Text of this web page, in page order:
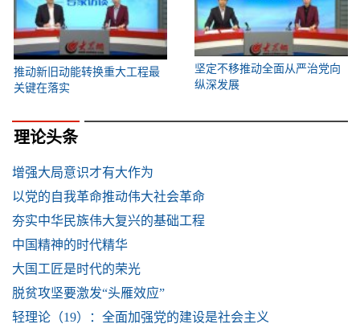
推动新旧动能转换重大工程最
关键在落实
坚定不移推动全面从严治党向
纵深发展
理论头条
增强大局意识才有大作为
以党的自我革命推动伟大社会革命
夯实中华民族伟大复兴的基础工程
中国精神的时代精华
大国工匠是时代的荣光
脱贫攻坚要激发“头雁效应”
轻理论（19）：全面加强党的建设是社会主义